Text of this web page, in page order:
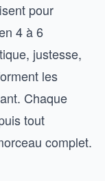
pour
4 à 6
justesse,
les
Chaque
tout
complet.